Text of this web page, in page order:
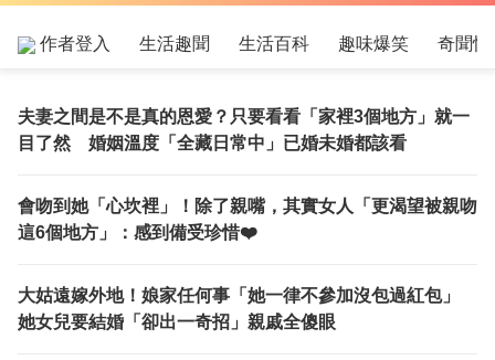
作者登入 生活趣聞 生活百科 趣味爆笑 奇聞怪
夫妻之間是不是真的恩愛？只要看看「家裡3個地方」就一
目了然 婚姻溫度「全藏日常中」已婚未婚都該看
會吻到她「心坎裡」！除了親嘴，其實女人「更渴望被親吻
這6個地方」：感到備受珍惜❤️
大姑遠嫁外地！娘家任何事「她一律不參加沒包過紅包」
她女兒要結婚「卻出一奇招」親戚全傻眼